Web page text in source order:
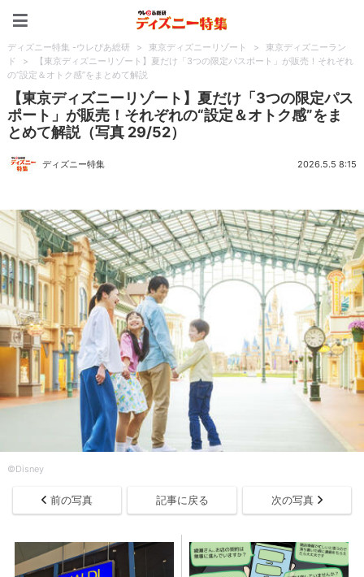
ディズニー特集 -ウレぴあ総研 > 東京ディズニーリゾート >
東京ディズニーラン
ド
>
【東京ディズニーリゾート】夏だけ「3つの限定パスポート」が販売！それぞれ
の“設定＆オトク感”をまとめて解説
【東京ディズニーリゾート】夏だけ「3つの限定パス
ポート」が販売！それぞれの“設定＆オトク感”をま
とめて解説（写真 29/52）
ディズニー特集 2026.5.5 8:15
©Disney
前の写真 記事に戻る 次の写真